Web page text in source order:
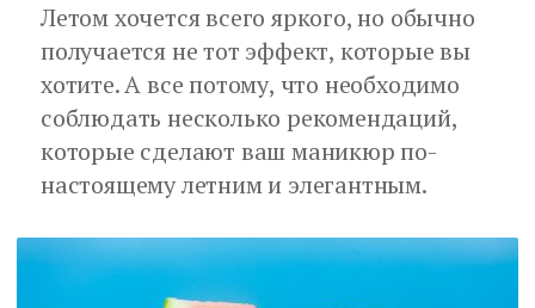
Летом хочется всего яркого, но обычно
получается не тот эффект, которые вы
хотите. А все потому, что необходимо
соблюдать несколько рекомендаций,
которые сделают ваш маникюр по-
настоящему летним и элегантным.